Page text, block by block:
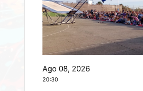
Ago 08, 2026
20:30